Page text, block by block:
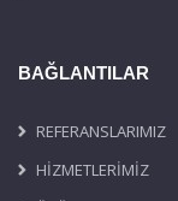
BAĞLANTILAR
REFERANSLARIMIZ
HİZMETLERİMİZ